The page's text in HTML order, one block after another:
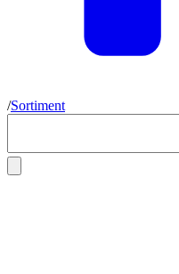
/Sortiment